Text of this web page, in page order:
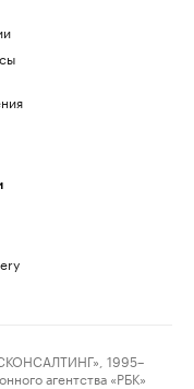
1995–
агентства «РБК»